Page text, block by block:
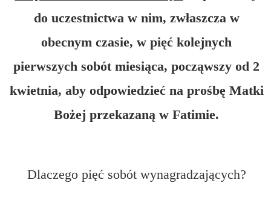
do uczestnictwa w nim, zwłaszcza w
obecnym czasie, w pięć kolejnych
pierwszych sobót miesiąca, począwszy od 2
kwietnia, aby odpowiedzieć na prośbę Matki
Bożej przekazaną w Fatimie.
Dlaczego pięć sobót wynagradzających?